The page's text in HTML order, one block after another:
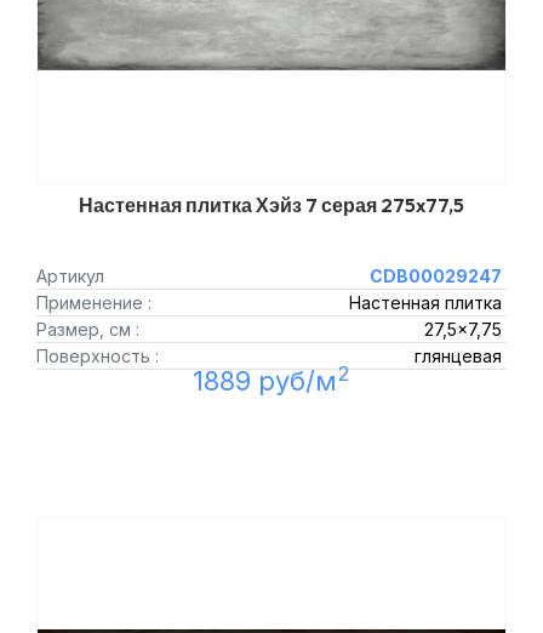
Настенная плитка Хэйз 7 серая 275x77,5
Артикул
CDB00029247
Применение :
Настенная плитка
Размер, см :
27,5x7,75
Поверхность :
глянцевая
1889 руб/м2